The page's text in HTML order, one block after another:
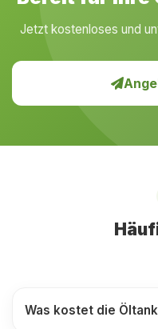
Jetzt kostenloses und
Was kostet die